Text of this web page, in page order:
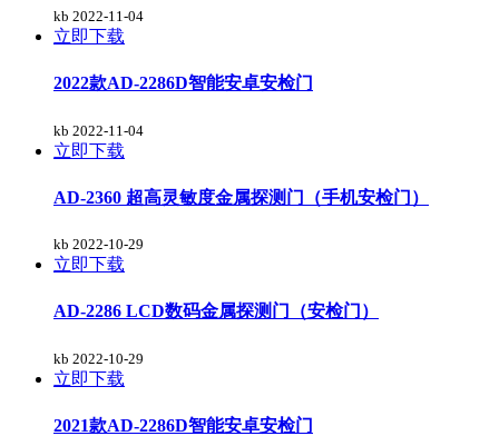
kb 2022-11-04
立即下载
2022款AD-2286D智能安卓安检门
kb 2022-11-04
立即下载
AD-2360 超高灵敏度金属探测门（手机安检门）
kb 2022-10-29
立即下载
AD-2286 LCD数码金属探测门（安检门）
kb 2022-10-29
立即下载
2021款AD-2286D智能安卓安检门